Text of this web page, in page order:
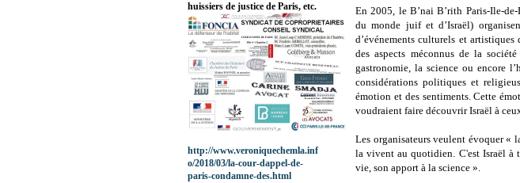
En 2005, le B’nai B’rith Paris-Ile-
du monde juif et d’Israël)
d’événements culturels et
des aspects méconnus de la
gastronomie, la science ou encore
considérations politiques et
émotion et des sentiments. Cette
voudraient faire découvrir Israël à
Les organisateurs veulent évoquer «
la vivent au quotidien. C'est Israël à
vie, son apport à la science ».
huissiers de justice de Paris, etc.
http://www.veroniquechemla.inf
o/2018/03/la-cour-dappel-de-
paris-condamne-des.html